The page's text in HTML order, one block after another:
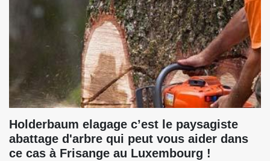
Holderbaum elagage c’est le paysagiste
abattage d'arbre qui peut vous aider dans
ce cas à Frisange au Luxembourg !